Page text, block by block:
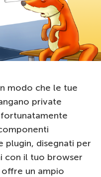
modo che le tue
private
plugin, disegnati per
con il tuo browser
un ampio